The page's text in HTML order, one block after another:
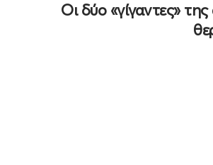
Οι δύο «γίγαντες»